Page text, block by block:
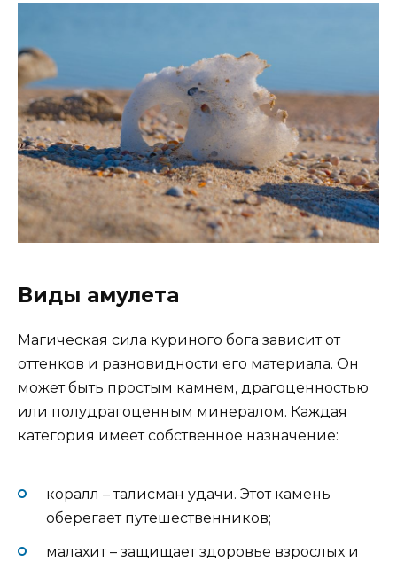
Виды амулета
Магическая сила куриного бога зависит от
оттенков и разновидности его материала. Он
может быть простым камнем, драгоценностью
или полудрагоценным минералом. Каждая
категория имеет собственное назначение:
коралл – талисман удачи. Этот камень
оберегает путешественников;
малахит – защищает здоровье взрослых и